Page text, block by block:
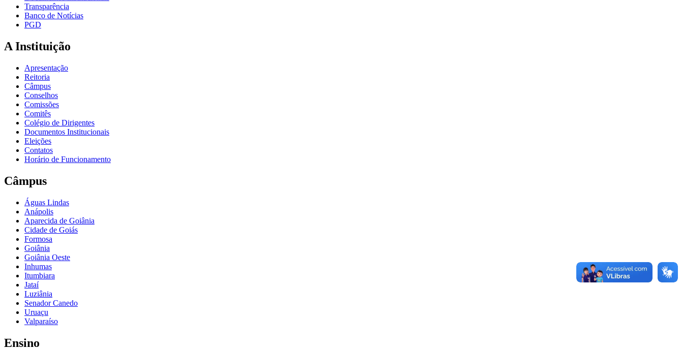
Transparência
Banco de Notícias
PGD
A Instituição
Apresentação
Reitoria
Câmpus
Conselhos
Comissões
Comitês
Colégio de Dirigentes
Documentos Institucionais
Eleições
Contatos
Horário de Funcionamento
Câmpus
Águas Lindas
Anápolis
Aparecida de Goiânia
Cidade de Goiás
Formosa
Goiânia
Goiânia Oeste
Inhumas
Itumbiara
Jataí
Luziânia
Senador Canedo
Uruaçu
Valparaíso
Ensino